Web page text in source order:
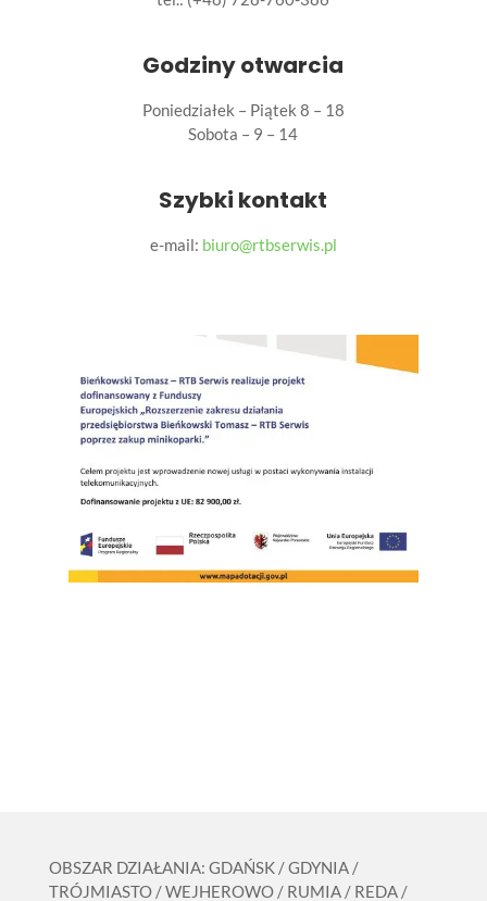
Godziny otwarcia
Poniedziałek – Piątek 8 – 18
Sobota – 9 – 14
Szybki kontakt
e-mail: biuro@rtbserwis.pl
OBSZAR DZIAŁANIA: GDAŃSK / GDYNIA /
TRÓJMIASTO / WEJHEROWO / RUMIA / REDA /